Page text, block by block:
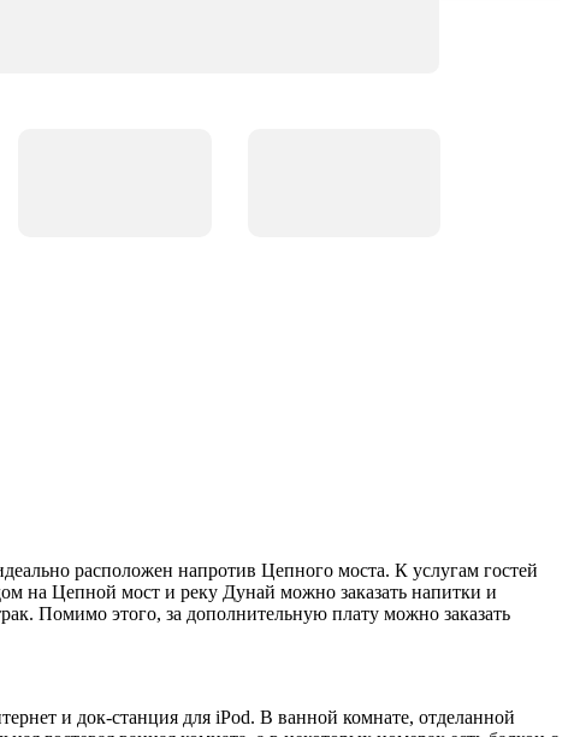
расположен напротив Цепного моста. К услугам гостей
на Цепной мост и реку Дунай можно заказать напитки и
Помимо этого, за дополнительную плату можно заказать
и док-станция для iPod. В ванной комнате, отделанной